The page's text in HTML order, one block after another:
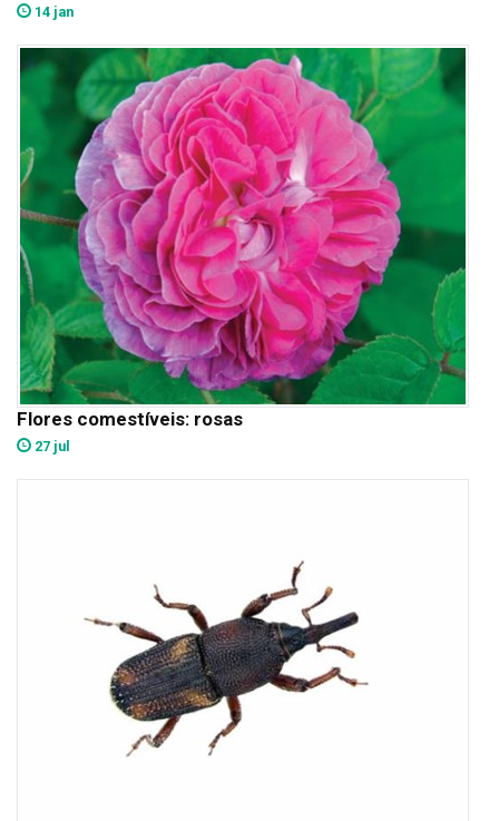
14 jan
Flores comestíveis: rosas
27 jul